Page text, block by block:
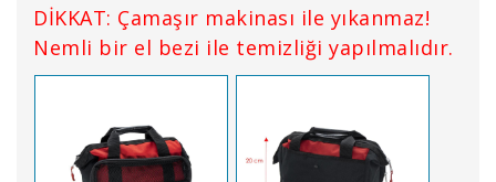
DİKKAT: Çamaşır makinası ile yıkanmaz!
Nemli bir el bezi ile temizliği yapılmalıdır.